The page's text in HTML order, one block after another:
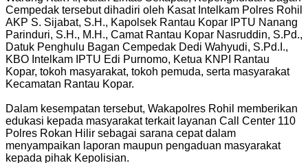
Cempedak tersebut dihadiri oleh Kasat Intelkam Polres Rohil
AKP S. Sijabat, S.H., Kapolsek Rantau Kopar IPTU Nanang
Parinduri, S.H., M.H., Camat Rantau Kopar Nasruddin, S.Pd.,
Datuk Penghulu Bagan Cempedak Dedi Wahyudi, S.Pd.I.,
KBO Intelkam IPTU Edi Purnomo, Ketua KNPI Rantau
Kopar, tokoh masyarakat, tokoh pemuda, serta masyarakat
Kecamatan Rantau Kopar.
Dalam kesempatan tersebut, Wakapolres Rohil memberikan
edukasi kepada masyarakat terkait layanan Call Center 110
Polres Rokan Hilir sebagai sarana cepat dalam
menyampaikan laporan maupun pengaduan masyarakat
kepada pihak Kepolisian.